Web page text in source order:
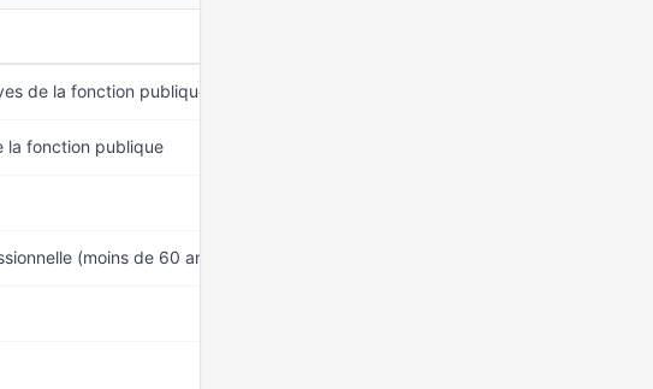
de la fonction publique
la fonction publique
(moins de 60 ans)